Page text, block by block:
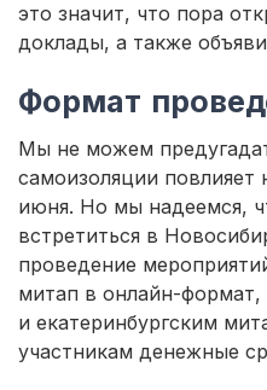
это значит, что пора
доклады, а также
Формат
Мы не можем
самоизоляции повлияет
июня. Но мы надеемся,
встретиться в
проведение
митап в онлайн-формат,
и екатеринбургским
участникам денежные